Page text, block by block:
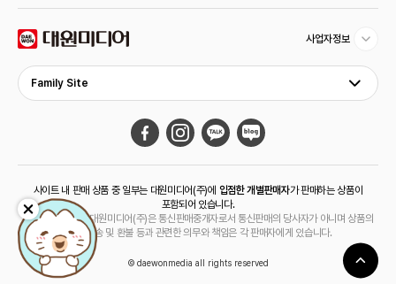
사업자정보
Family Site
사이트 내 판매 상품 중 일부는 대원미디어(주)에 입점한 개별판매자가 판매하는 상품이
포함되어 있습니다.
해당 상품의 경우 대원미디어(주)은 통신판매중개자로서 통신판매의 당사자가 아니며 상품의
주문, 배송 및 환불 등과 관련한 의무와 책임은 각 판매자에게 있습니다.
© daewonmedia all rights reserved